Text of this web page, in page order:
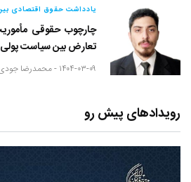
یادداشت حقوق اقتصادی
چارچوب حقوقی
تعارض بین سیاست
۱۴۰۴-۰۳-۰۹ - محمدرضا
رویدادهای پیش رو